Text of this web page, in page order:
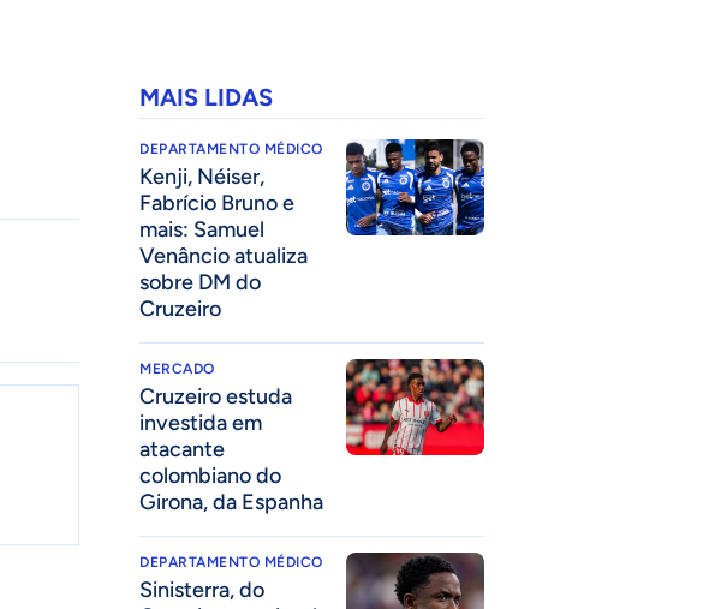
MAIS LIDAS
DEPARTAMENTO MÉDICO
Kenji, Néiser,
Fabrício Bruno e
mais: Samuel
Venâncio atualiza
sobre DM do
Cruzeiro
MERCADO
Cruzeiro estuda
investida em
atacante
colombiano do
Girona, da Espanha
DEPARTAMENTO MÉDICO
Sinisterra, do